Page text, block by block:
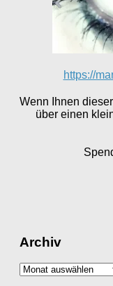
https://
Wenn Ihnen
über einen
Archiv
Archiv